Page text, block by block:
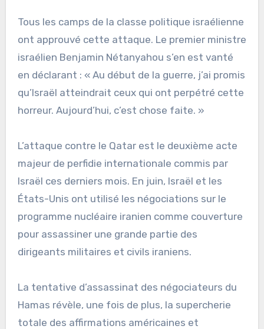
Tous les camps de la classe politique israélienne
ont approuvé cette attaque. Le premier ministre
israélien Benjamin Nétanyahou s’en est vanté
en déclarant : « Au début de la guerre, j’ai promis
qu’Israël atteindrait ceux qui ont perpétré cette
horreur. Aujourd’hui, c’est chose faite. »
L’attaque contre le Qatar est le deuxième acte
majeur de perfidie internationale commis par
Israël ces derniers mois. En juin, Israël et les
États-Unis ont utilisé les négociations sur le
programme nucléaire iranien comme couverture
pour assassiner une grande partie des
dirigeants militaires et civils iraniens.
La tentative d’assassinat des négociateurs du
Hamas révèle, une fois de plus, la supercherie
totale des affirmations américaines et